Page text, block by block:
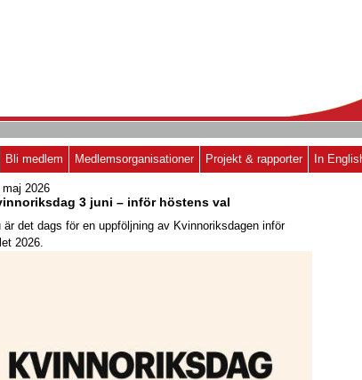
Bli medlem Medlemsorganisationer Projekt & rapporter In
maj 2026
3 juni – inför höstens val
är det dags för en uppföljning av Kvinnoriksdagen inför
2026.